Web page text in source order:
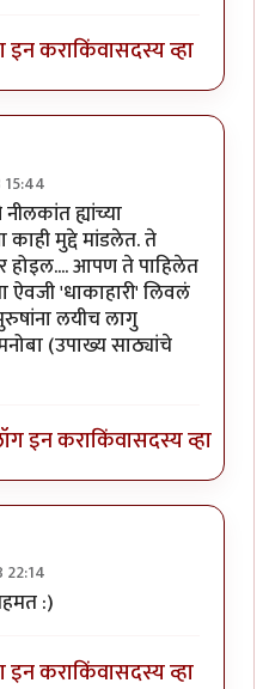
इन कराकिंवासदस्य व्हा
टु बी.byगणपा
ह्यांच्या
काही मुद्दे मांडलेत. ते
होइल.... आपण ते पाहिलेत
ऐवजी 'धाकाहारी' लिवलं
लयीच लागु
(उपाख्य साठ्यांचे
इन कराकिंवासदस्य व्हा
:)
इन कराकिंवासदस्य व्हा